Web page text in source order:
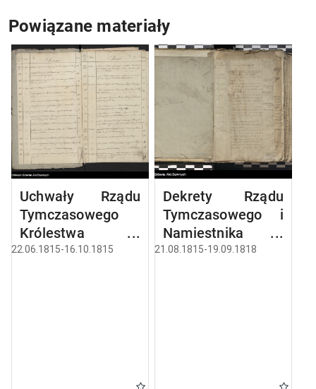
Powiązane materiały
Uchwały Rządu
Tymczasowego
Królestwa
Polskiego.
22.06.1815-16.10.1815
Dekrety Rządu
Tymczasowego i
Namiestnika
Królewskiego.
21.08.1815-19.09.1818